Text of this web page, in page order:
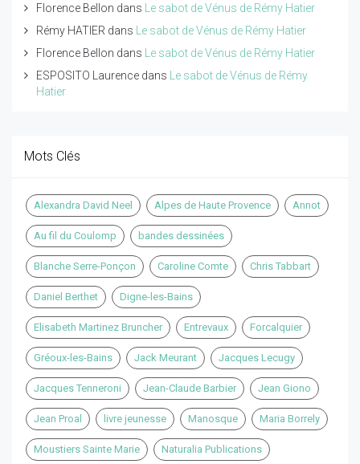
Florence Bellon dans
Le sabot de Vénus de Rémy Hatier
Rémy HATIER dans
Le sabot de Vénus de Rémy Hatier
Florence Bellon dans
Le sabot de Vénus de Rémy Hatier
ESPOSITO Laurence dans
Le sabot de Vénus de Rémy
Hatier
Mots Clés
Alexandra David Neel Alpes de Haute Provence Annot
Au fil du Coulomp bandes dessinées
Blanche Serre-Ponçon Caroline Comte Chris Tabbart
Daniel Berthet Digne-les-Bains
Elisabeth Martinez Bruncher Entrevaux Forcalquier
Gréoux-les-Bains Jack Meurant Jacques Lecugy
Jacques Tenneroni Jean-Claude Barbier Jean Giono
Jean Proal livre jeunesse Manosque Maria Borrely
Moustiers Sainte Marie Naturalia Publications